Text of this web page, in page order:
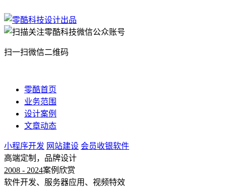
扫一扫微信二维码
零酷首页
业务范围
设计案例
文章动态
小程序开发 网站建设 会员收银软件
高端定制，品牌设计
2008 - 2024案例欣赏
软件开发、服务器应用、视频特效